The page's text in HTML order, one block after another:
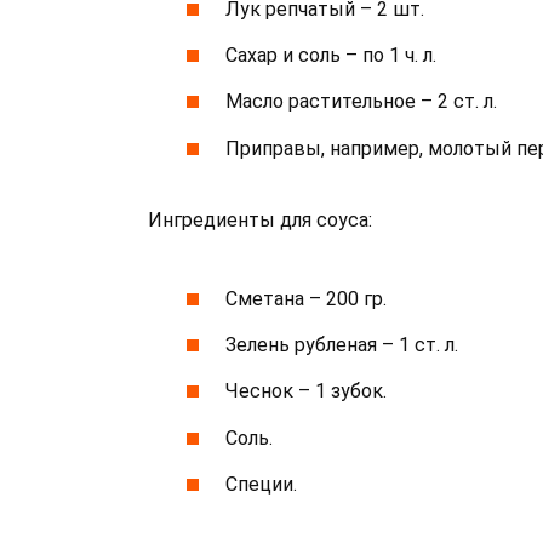
Лук репчатый – 2 шт.
Сахар и соль – по 1 ч. л.
Масло растительное – 2 ст. л.
Приправы, например, молотый
Ингредиенты для соуса:
Сметана – 200 гр.
Зелень рубленая – 1 ст. л.
Чеснок – 1 зубок.
Соль.
Специи.